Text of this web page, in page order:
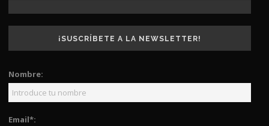
¡SUSCRÍBETE A LA NEWSLETTER!
Nombre:
Email*: